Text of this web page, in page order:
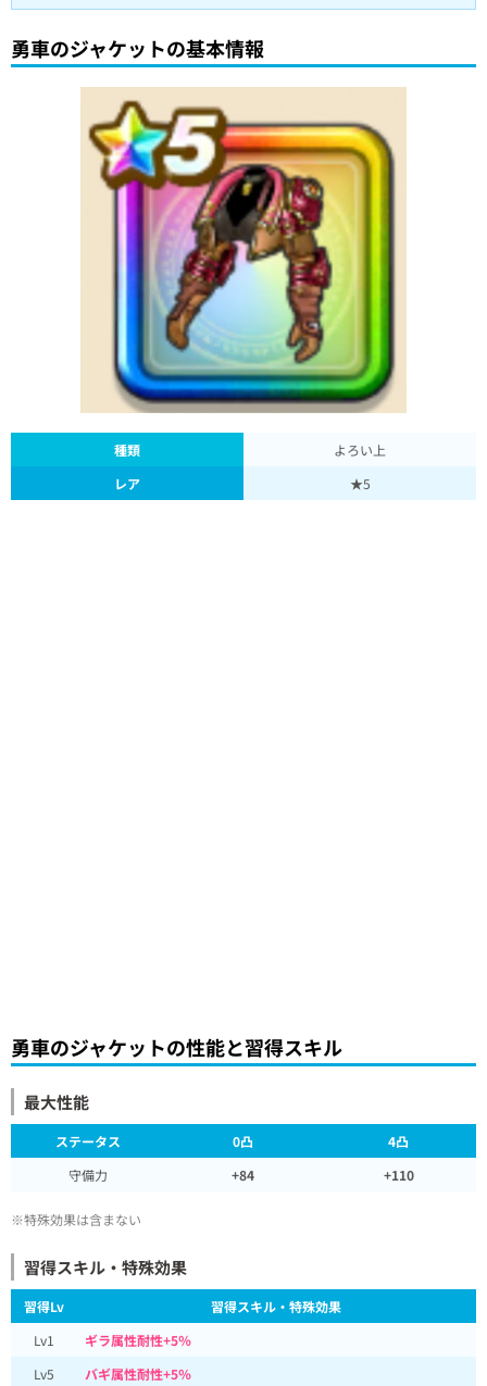
勇車のジャケットの基本情報
種類
よろい上
レア
★5
勇車のジャケットの性能と習得スキル
最大性能
ステータス 0凸
4凸
守備力
+84 +110
※特殊効果は含まない
習得スキル・特殊効果
習得Lv
習得スキル・特殊効果
Lv1
ギラ属性耐性+5％
Lv5
バギ属性耐性+5％